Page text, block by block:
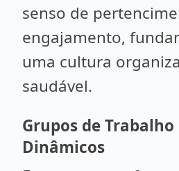
senso de
engajamento,
uma cultura
saudável.
Grupos de
Dinâmicos